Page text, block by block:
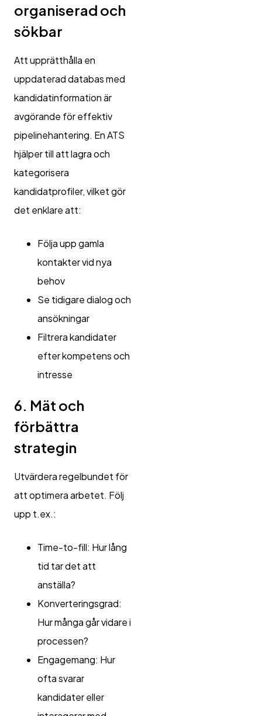
organiserad och
sökbar
Att upprätthålla en
uppdaterad databas med
kandidatinformation är
avgörande för effektiv
pipelinehantering. En ATS
hjälper till att lagra och
kategorisera
kandidatprofiler, vilket gör
det enklare att:
Följa upp gamla
kontakter vid nya
behov
Se tidigare dialog och
ansökningar
Filtrera kandidater
efter kompetens och
intresse
6. Mät och
förbättra
strategin
Utvärdera regelbundet för
att optimera arbetet. Följ
upp t.ex.:
Time-to-fill: Hur lång
tid tar det att
anställa?
Konverteringsgrad:
Hur många går vidare i
processen?
Engagemang: Hur
ofta svarar
kandidater eller